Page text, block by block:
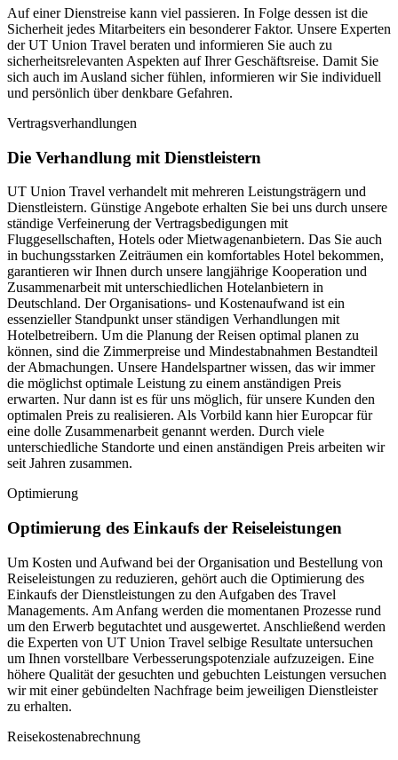
Auf einer Dienstreise kann viel passieren. In Folge dessen ist die
Sicherheit jedes Mitarbeiters ein besonderer Faktor. Unsere Experten
der UT Union Travel beraten und informieren Sie auch zu
sicherheitsrelevanten Aspekten auf Ihrer Geschäftsreise. Damit Sie
sich auch im Ausland sicher fühlen, informieren wir Sie individuell
und persönlich über denkbare Gefahren.
Vertragsverhandlungen
Die Verhandlung mit Dienstleistern
UT Union Travel verhandelt mit mehreren Leistungsträgern und
Dienstleistern. Günstige Angebote erhalten Sie bei uns durch unsere
ständige Verfeinerung der Vertragsbedigungen mit
Fluggesellschaften, Hotels oder Mietwagenanbietern. Das Sie auch
in buchungsstarken Zeiträumen ein komfortables Hotel bekommen,
garantieren wir Ihnen durch unsere langjährige Kooperation und
Zusammenarbeit mit unterschiedlichen Hotelanbietern in
Deutschland. Der Organisations- und Kostenaufwand ist ein
essenzieller Standpunkt unser ständigen Verhandlungen mit
Hotelbetreibern. Um die Planung der Reisen optimal planen zu
können, sind die Zimmerpreise und Mindestabnahmen Bestandteil
der Abmachungen. Unsere Handelspartner wissen, das wir immer
die möglichst optimale Leistung zu einem anständigen Preis
erwarten. Nur dann ist es für uns möglich, für unsere Kunden den
optimalen Preis zu realisieren. Als Vorbild kann hier Europcar für
eine dolle Zusammenarbeit genannt werden. Durch viele
unterschiedliche Standorte und einen anständigen Preis arbeiten wir
seit Jahren zusammen.
Optimierung
Optimierung des Einkaufs der Reiseleistungen
Um Kosten und Aufwand bei der Organisation und Bestellung von
Reiseleistungen zu reduzieren, gehört auch die Optimierung des
Einkaufs der Dienstleistungen zu den Aufgaben des Travel
Managements. Am Anfang werden die momentanen Prozesse rund
um den Erwerb begutachtet und ausgewertet. Anschließend werden
die Experten von UT Union Travel selbige Resultate untersuchen
um Ihnen vorstellbare Verbesserungspotenziale aufzuzeigen. Eine
höhere Qualität der gesuchten und gebuchten Leistungen versuchen
wir mit einer gebündelten Nachfrage beim jeweiligen Dienstleister
zu erhalten.
Reisekostenabrechnung